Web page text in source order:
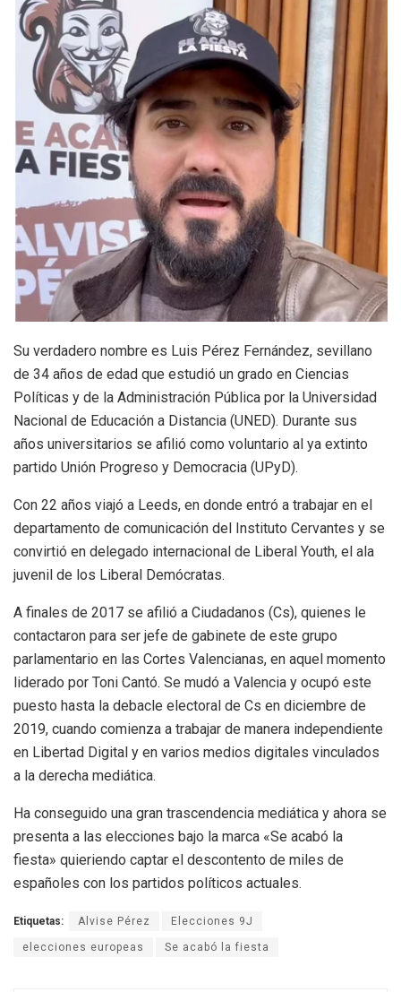
Su verdadero nombre es Luis Pérez Fernández, sevillano
de 34 años de edad que estudió un grado en Ciencias
Políticas y de la Administración Pública por la Universidad
Nacional de Educación a Distancia (UNED). Durante sus
años universitarios se afilió como voluntario al ya extinto
partido Unión Progreso y Democracia (UPyD).
Con 22 años viajó a Leeds, en donde entró a trabajar en el
departamento de comunicación del Instituto Cervantes y se
convirtió en delegado internacional de Liberal Youth, el ala
juvenil de los Liberal Demócratas.
A finales de 2017 se afilió a Ciudadanos (Cs), quienes le
contactaron para ser jefe de gabinete de este grupo
parlamentario en las Cortes Valencianas, en aquel momento
liderado por Toni Cantó. Se mudó a Valencia y ocupó este
puesto hasta la debacle electoral de Cs en diciembre de
2019, cuando comienza a trabajar de manera independiente
en Libertad Digital y en varios medios digitales vinculados
a la derecha mediática.
Ha conseguido una gran trascendencia mediática y ahora se
presenta a las elecciones bajo la marca «Se acabó la
fiesta» quieriendo captar el descontento de miles de
españoles con los partidos políticos actuales.
Etiquetas: Alvise Pérez Elecciones 9J
elecciones europeas Se acabó la fiesta